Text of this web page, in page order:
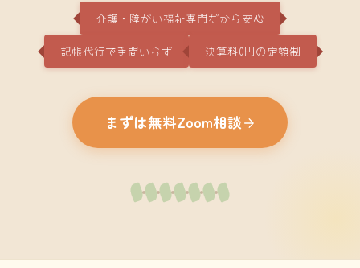
介護・障がい福祉専門だから安心
記帳代行で手間いらず 決算料0円の定額制
まずは無料Zoom相談